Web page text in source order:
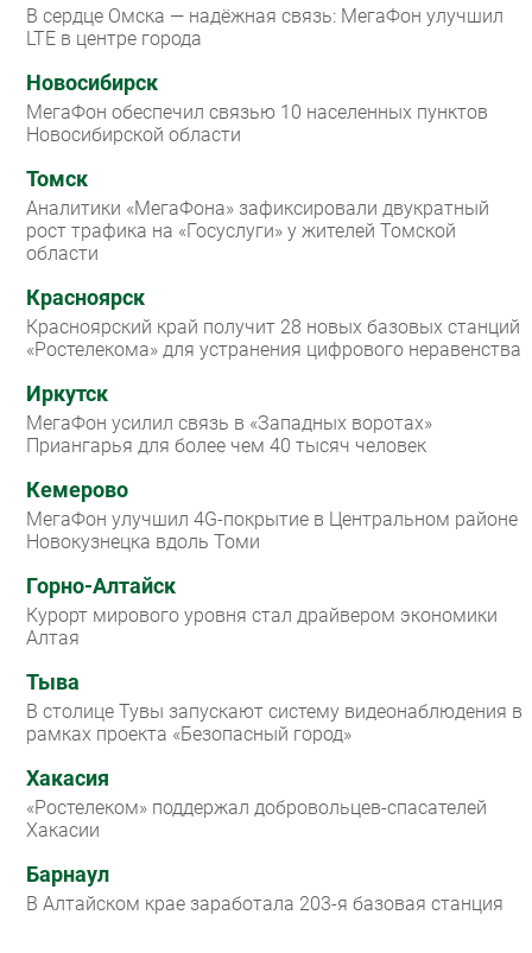
В сердце Омска — надёжная связь: МегаФон улучшил
LTE в центре города
Новосибирск
МегаФон обеспечил связью 10 населенных пунктов
Новосибирской области
Томск
Аналитики «МегаФона» зафиксировали двукратный
рост трафика на «Госуслуги» у жителей Томской
области
Красноярск
Красноярский край получит 28 новых базовых станций
«Ростелекома» для устранения цифрового неравенства
Иркутск
МегаФон усилил связь в «Западных воротах»
Приангарья для более чем 40 тысяч человек
Кемерово
МегаФон улучшил 4G-покрытие в Центральном районе
Новокузнецка вдоль Томи
Горно-Алтайск
Курорт мирового уровня стал драйвером экономики
Алтая
Тыва
В столице Тувы запускают систему видеонаблюдения в
рамках проекта «Безопасный город»
Хакасия
«Ростелеком» поддержал добровольцев-спасателей
Хакасии
Барнаул
В Алтайском крае заработала 203-я базовая станция